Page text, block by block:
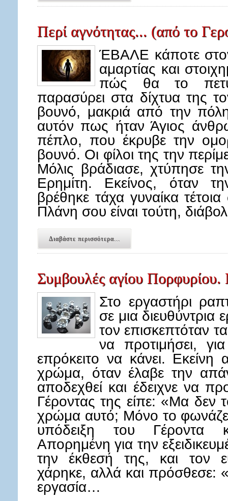
Περί αγνότητας... (από το
ΈΒΑΛΕ κάποτε
αμαρτίας και
πώς θα το
παρασύρει στα δίχτυα της
βουνό, μακριά από την
αυτόν πως ήταν Άγιος
πέπλο, που έκρυβε την
βουνό. Οι φίλοι της την
Μόλις βράδιασε, χτύπησε
Ερημίτη. Εκείνος, όταν
βρέθηκε τάχα γυναίκα
Πλάνη σου είναι τούτη,
Διαβάστε περισσότερα...
Συμβουλές αγίου Πορφυρίου.
Στο εργαστήρι
σε μια διευθύντρια
τον επισκεπτόταν
να προτιμήσει,
επρόκειτο να κάνει.
χρώμα, όταν έλαβε την
αποδεχθεί και έδειχνε να
Γέροντας της είπε: «Μα δεν
χρώμα αυτό; Μόνο το
υπόδειξη του Γέροντα
Απορημένη για την
την έκθεσή της, και τον
χάρηκε, αλλά και πρόσθεσε:
εργασία…